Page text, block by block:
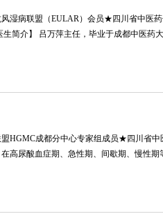
病联盟（EULAR）会员★四川省中医药
生简介】 吕万萍主任，毕业于成都中医药
HGMC成都分中心专家组成员★四川省中
高尿酸血症期、急性期、间歇期、慢性期